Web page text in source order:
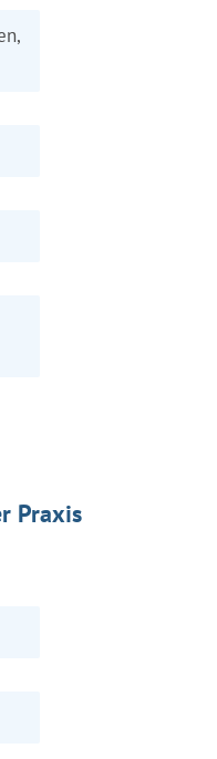
Praxis